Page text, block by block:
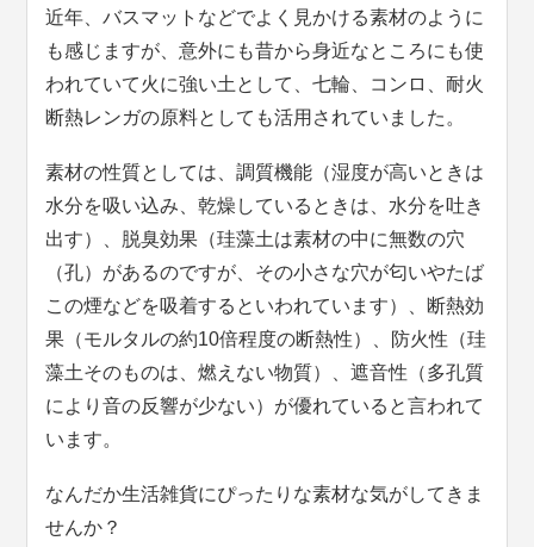
近年、バスマットなどでよく見かける素材のように
も感じますが、意外にも昔から身近なところにも使
われていて火に強い土として、七輪、コンロ、耐火
断熱レンガの原料としても活用されていました。
素材の性質としては、調質機能（湿度が高いときは
水分を吸い込み、乾燥しているときは、水分を吐き
出す）、脱臭効果（珪藻土は素材の中に無数の穴
（孔）があるのですが、その小さな穴が匂いやたば
この煙などを吸着するといわれています）、断熱効
果（モルタルの約10倍程度の断熱性）、防火性（珪
藻土そのものは、燃えない物質）、遮音性（多孔質
により音の反響が少ない）が優れていると言われて
います。
なんだか生活雑貨にぴったりな素材な気がしてきま
せんか？